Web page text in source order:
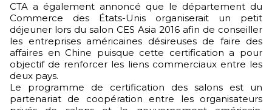
CTA a également annoncé que le département du
Commerce des États-Unis organiserait un petit
déjeuner lors du salon CES Asia 2016 afin de conseiller
les entreprises américaines désireuses de faire des
affaires en Chine puisque cette certification a pour
objectif de renforcer les liens commerciaux entre les
deux pays.
Le programme de certification des salons est un
partenariat de coopération entre les organisateurs